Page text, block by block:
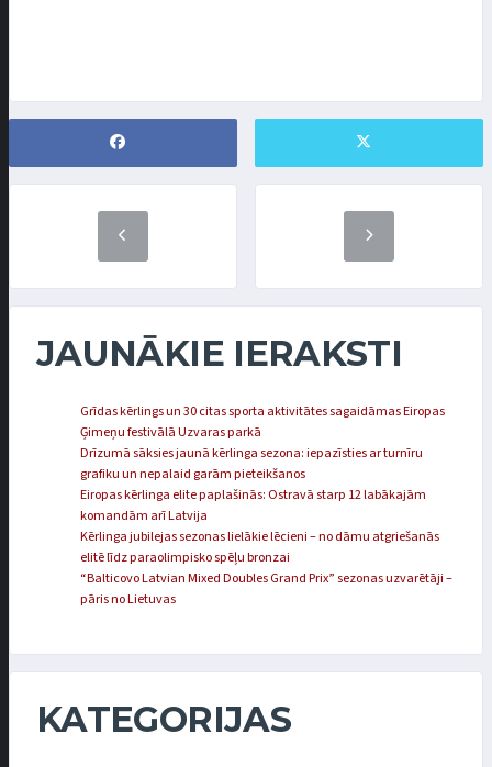
JAUNĀKIE IERAKSTI
Grīdas kērlings un 30 citas sporta aktivitātes sagaidāmas Eiropas
Ģimeņu festivālā Uzvaras parkā
Drīzumā sāksies jaunā kērlinga sezona: iepazīsties ar turnīru
grafiku un nepalaid garām pieteikšanos
Eiropas kērlinga elite paplašinās: Ostravā starp 12 labākajām
komandām arī Latvija
Kērlinga jubilejas sezonas lielākie lēcieni – no dāmu atgriešanās
elitē līdz paraolimpisko spēļu bronzai
“Balticovo Latvian Mixed Doubles Grand Prix” sezonas uzvarētāji –
pāris no Lietuvas
KATEGORIJAS